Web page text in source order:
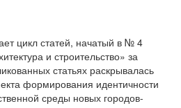
цикл статей, начатый в № 4
и строительство» за
статьях раскрывалась
формирования идентичности
среды новых городов-